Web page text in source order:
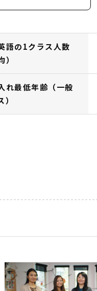
語の1クラス人数
）
れ最低年齢（一般